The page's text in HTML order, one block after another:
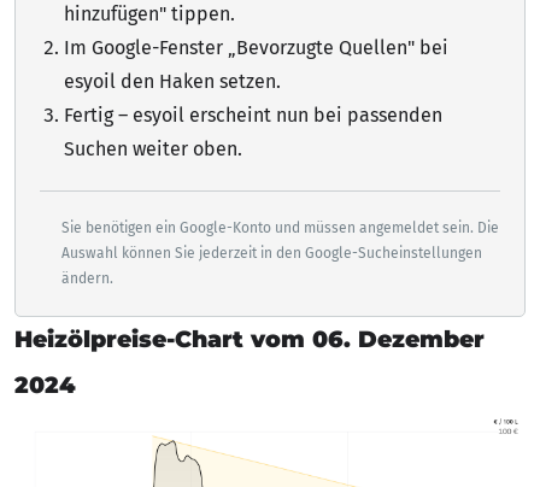
hinzufügen" tippen.
Im Google-Fenster „Bevorzugte Quellen" bei
esyoil den Haken setzen.
Fertig – esyoil erscheint nun bei passenden
Suchen weiter oben.
Sie benötigen ein Google-Konto und müssen angemeldet sein. Die
Auswahl können Sie jederzeit in den Google-Sucheinstellungen
ändern.
Heizölpreise-Chart vom 06. Dezember
2024